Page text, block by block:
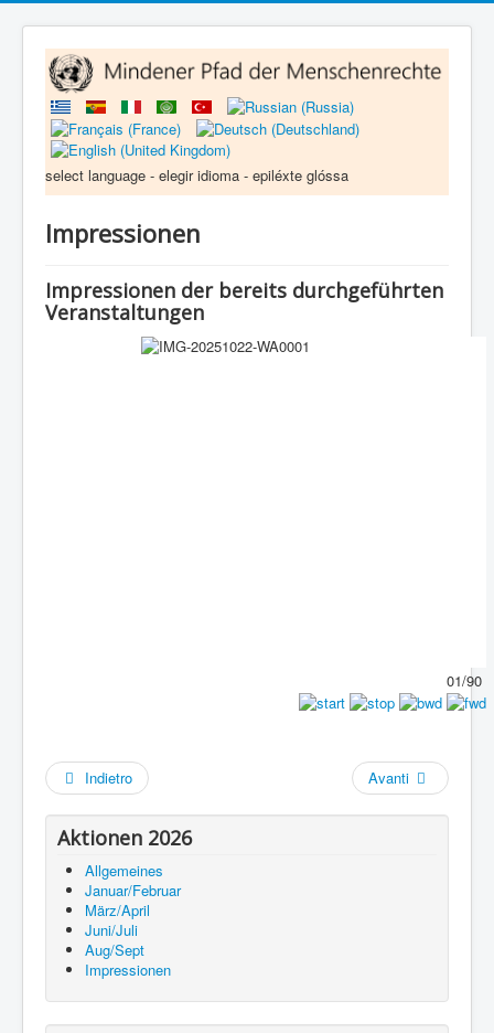
select language - elegir idioma - epiléxte glóssa
Impressionen
Impressionen der bereits durchgeführten
Veranstaltungen
01/90
Indietro Avanti
Aktionen 2026
Allgemeines
Januar/Februar
März/April
Juni/Juli
Aug/Sept
Impressionen